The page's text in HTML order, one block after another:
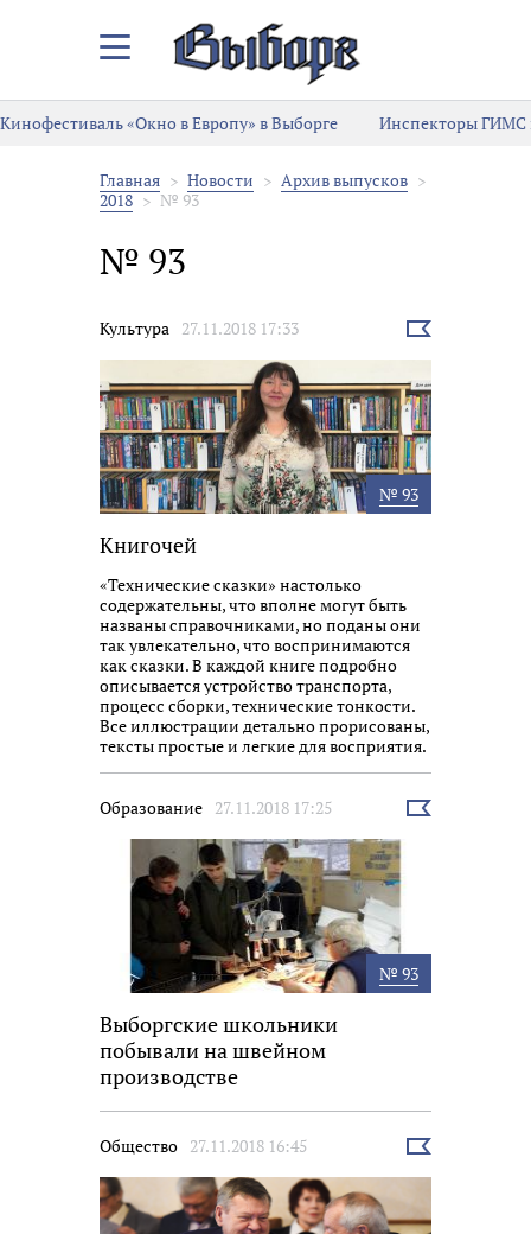
Закрыть/
меню
Кинофестиваль «Окно в Европу» в Выборге
Инспекторы ГИМС
Главная Новости
Архив выпусков
2018
№ 93
№ 93
Новости
Культура 27.11.2018 17:33
Выбрать
№ 93
Книгочей
«Технические сказки» настолько
содержательны, что вполне могут быть
названы справочниками, но поданы они
так увлекательно, что воспринимаются
как сказки. В каждой книге подробно
описывается устройство транспорта,
процесс сборки, технические тонкости.
Все иллюстрации детально прорисованы,
тексты простые и легкие для восприятия.
Образование 27.11.2018 17:25
Выбрать
№ 93
Выборгские школьники
побывали на швейном
производстве
Общество 27.11.2018 16:45
Выбрать